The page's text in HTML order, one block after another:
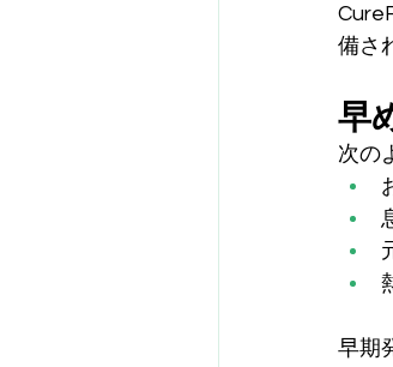
備さ
早
次の
早期